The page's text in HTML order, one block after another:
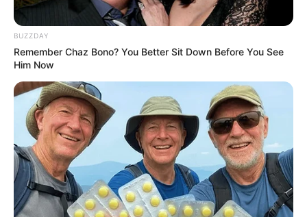
BUZZDAY
Remember Chaz Bono? You Better Sit Down Before You See
Him Now